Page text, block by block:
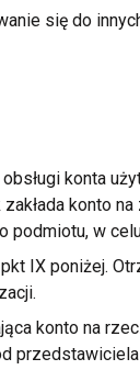
się do
obsługikonta
konto
podmiotu, w
IX poniżej.
konto na
przedstawiciela